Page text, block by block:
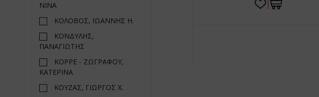
ΝΙΝΑ
ΚΟΛΟΒΟΣ, ΙΩΑΝΝΗΣ Η.
ΚΟΝΔΥΛΗΣ,
ΠΑΝΑΓΙΩΤΗΣ
ΚΟΡΡΕ - ΖΩΓΡΑΦΟΥ,
ΚΑΤΕΡΙΝΑ
ΚΟΥΖΑΣ, ΓΙΩΡΓΟΣ Χ.